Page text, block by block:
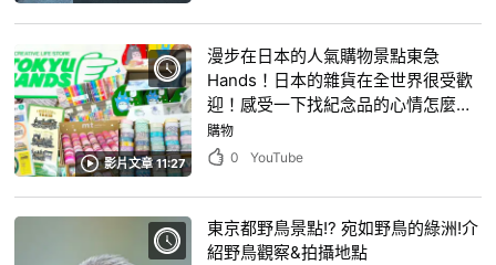
影片文章 11:27
漫步在日本的人氣購物景點東急
Hands！日本的雜貨在全世界很受歡
迎！感受一下找紀念品的心情怎麼
樣？
購物
0
YouTube
東京都野鳥景點!? 宛如野鳥的綠洲!介
紹野鳥觀察&拍攝地點